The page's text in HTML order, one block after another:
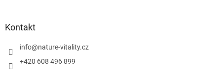
Kontakt
info@nature-vitality.cz
+420 608 496 899